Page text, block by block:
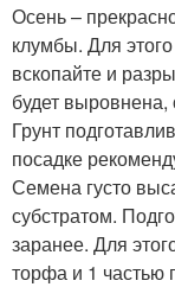
Осень –
клумбы. Для
вскопайте и
будет выровнена,
Грунт
посадке
Семена густо
субстратом.
заранее. Для
торфа и 1 частью